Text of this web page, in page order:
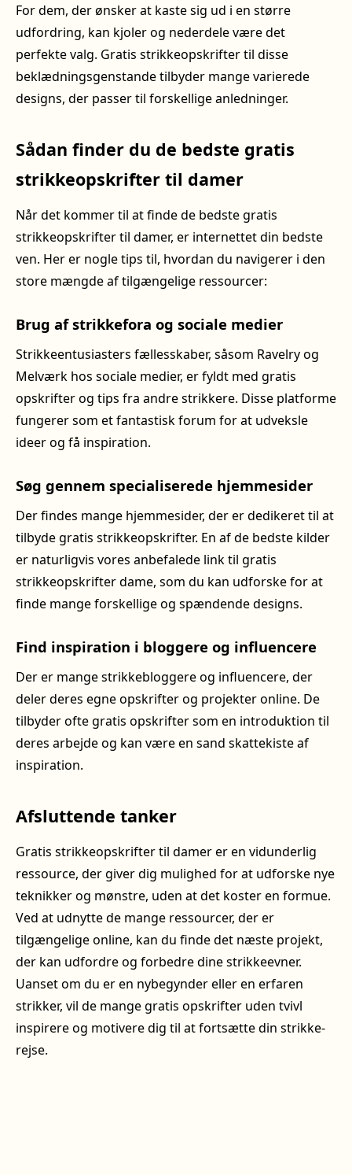
For dem, der ønsker at kaste sig ud i en større
udfordring, kan kjoler og nederdele være det
perfekte valg. Gratis strikkeopskrifter til disse
beklædningsgenstande tilbyder mange varierede
designs, der passer til forskellige anledninger.
Sådan finder du de bedste gratis
strikkeopskrifter til damer
Når det kommer til at finde de bedste gratis
strikkeopskrifter til damer, er internettet din bedste
ven. Her er nogle tips til, hvordan du navigerer i den
store mængde af tilgængelige ressourcer:
Brug af strikkefora og sociale medier
Strikkeentusiasters fællesskaber, såsom Ravelry og
Melværk hos sociale medier, er fyldt med gratis
opskrifter og tips fra andre strikkere. Disse platforme
fungerer som et fantastisk forum for at udveksle
ideer og få inspiration.
Søg gennem specialiserede hjemmesider
Der findes mange hjemmesider, der er dedikeret til at
tilbyde gratis strikkeopskrifter. En af de bedste kilder
er naturligvis vores anbefalede link til gratis
strikkeopskrifter dame, som du kan udforske for at
finde mange forskellige og spændende designs.
Find inspiration i bloggere og influencere
Der er mange strikkebloggere og influencere, der
deler deres egne opskrifter og projekter online. De
tilbyder ofte gratis opskrifter som en introduktion til
deres arbejde og kan være en sand skattekiste af
inspiration.
Afsluttende tanker
Gratis strikkeopskrifter til damer er en vidunderlig
ressource, der giver dig mulighed for at udforske nye
teknikker og mønstre, uden at det koster en formue.
Ved at udnytte de mange ressourcer, der er
tilgængelige online, kan du finde det næste projekt,
der kan udfordre og forbedre dine strikkeevner.
Uanset om du er en nybegynder eller en erfaren
strikker, vil de mange gratis opskrifter uden tvivl
inspirere og motivere dig til at fortsætte din strikke-
rejse.